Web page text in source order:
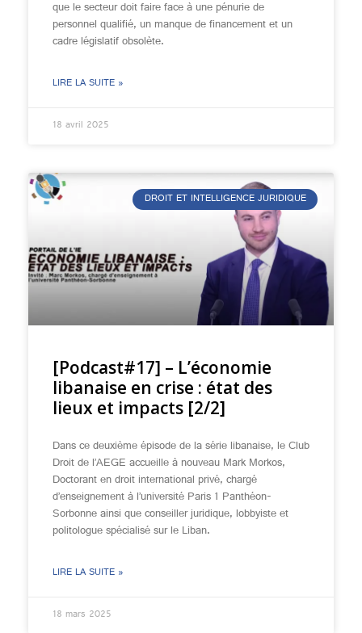
que le secteur doit faire face à une pénurie de
personnel qualifié, un manque de financement et un
cadre législatif obsolète.
LIRE LA SUITE »
18 avril 2025
DROIT ET INTELLIGENCE JURIDIQUE
[Podcast#17] – L’économie
libanaise en crise : état des
lieux et impacts [2/2]
Dans ce deuxième épisode de la série libanaise, le Club
Droit de l’AEGE accueille à nouveau Mark Morkos,
Doctorant en droit international privé, chargé
d’enseignement à l’université Paris 1 Panthéon-
Sorbonne ainsi que conseiller juridique, lobbyiste et
politologue spécialisé sur le Liban.
LIRE LA SUITE »
18 mars 2025